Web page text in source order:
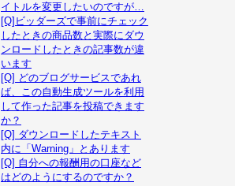
イトルを変更したいのですが…
[Q]ビッダーズで事前にチェック
したときの商品数と実際にダウ
ンロードしたときの記事数が違
います
[Q] どのブログサービスであれ
ば、この自動生成ツールを利用
して作った記事を投稿できます
か？
[Q] ダウンロードしたテキスト
内に「Warning」とあります
[Q] 自分への報酬用の口座など
はどのようにするのですか？